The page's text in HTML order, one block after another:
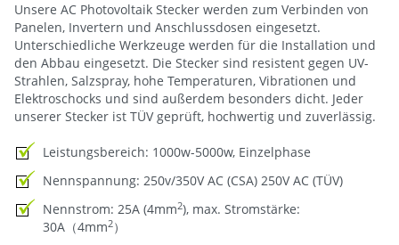
Unsere AC Photovoltaik Stecker werden zum Verbinden von
Panelen, Invertern und Anschlussdosen eingesetzt.
Unterschiedliche Werkzeuge werden für die Installation und
den Abbau eingesetzt. Die Stecker sind resistent gegen UV-
Strahlen, Salzspray, hohe Temperaturen, Vibrationen und
Elektroschocks und sind außerdem besonders dicht. Jeder
unserer Stecker ist TÜV geprüft, hochwertig und zuverlässig.
Leistungsbereich: 1000w-5000w, Einzelphase
Nennspannung: 250v/350V AC (CSA) 250V AC (TÜV)
Nennstrom: 25A (4mm2), max. Stromstärke:
30A（4mm2）